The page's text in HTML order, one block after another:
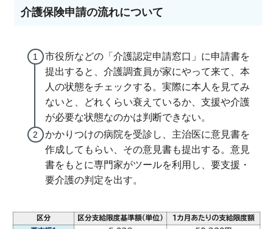
介護保険申請の流れについて
市役所などの「介護認定申請窓口」に申請書を
提出すると、介護調査員が家にやって来て、本
人の状態をチェックする。実際に本人を見てみ
ないと、どれくらい衰えているか、支援や介護
が必要な状態なのかは判断できない。
かかりつけの病院を受診し、主治医に意見書を
作成してもらい、その意見書も提出する。意見
書をもとに専門家がツールを利用し、要支援・
要介護の判定を出す。